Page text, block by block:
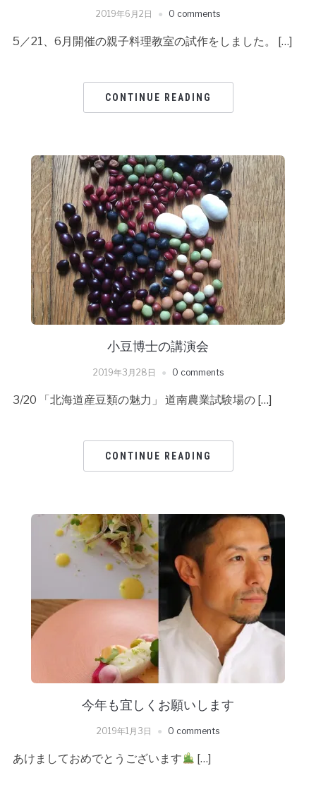
2019年6月2日 0 comments
5／21、6月開催の親子料理教室の試作をしました。 […]
CONTINUE READING
小豆博士の講演会
2019年3月28日 0 comments
3/20 「北海道産豆類の魅力」 道南農業試験場の […]
CONTINUE READING
今年も宜しくお願いします
2019年1月3日 0 comments
あけましておめでとうございます […]